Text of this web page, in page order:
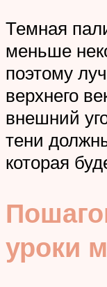
Темная
меньше
поэтому
верхнего
внешний
тени
которая
уроки